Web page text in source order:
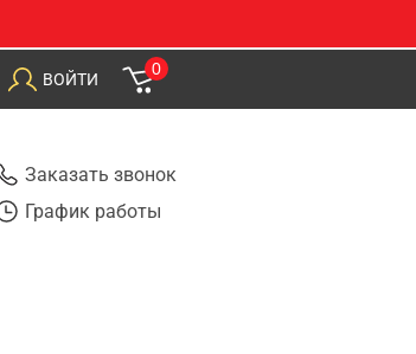
ВОЙТИ
0
Заказать звонок
График работы